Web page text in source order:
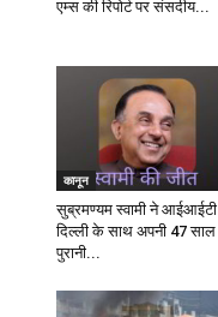
एम्स की रिपोर्ट पर संसदीय...
कानून
सुब्रमण्यम स्वामी ने आईआईटी
दिल्ली के साथ अपनी 47 साल
पुरानी...